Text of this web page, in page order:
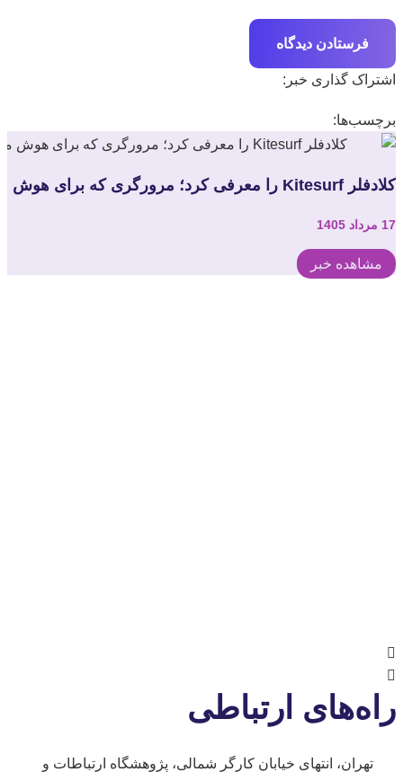
اشتراک گذاری خبر:
برچسب‌ها:
کلادفلر Kitesurf را معرفی کرد؛ مرورگری که برای هوش
17 مرداد 1405
مشاهده خبر
راه‌های ارتباطی
تهران، انتهای خیابان کارگر شمالی، پژوهشگاه ارتباطات و